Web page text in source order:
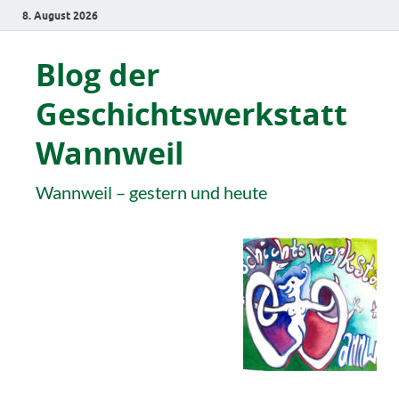
8. August 2026
Blog der
Geschichtswerkstatt
Wannweil
Wannweil – gestern und heute